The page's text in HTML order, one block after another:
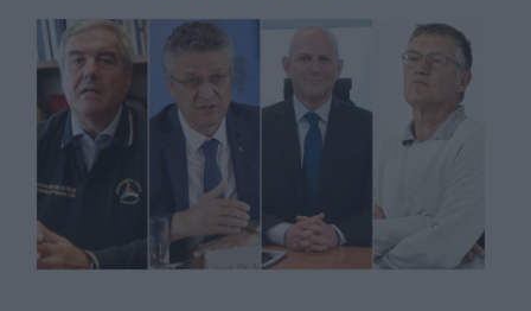
Información adicional